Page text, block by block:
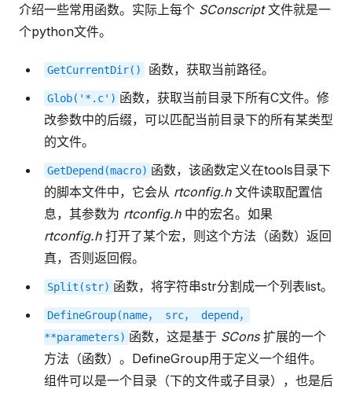
介绍一些常用函数。实际上每个 SConscript文件就是一
个python文件。
GetCurrentDir() 函数，获取当前路径。
Glob('*.c') 函数，获取当前目录下所有C文件。修
改参数中的后缀，可以匹配当前目录下的所有某类型
的文件。
GetDepend(macro) 函数，该函数定义在tools目录下
的脚本文件中，它会从 rtconfig.h文件读取配置信
息，其参数为 rtconfig.h中的宏名。如果
rtconfig.h打开了某个宏，则这个方法（函数）返回
真，否则返回假。
Split(str) 函数，将字符串str分割成一个列表list。
DefineGroup(name， src，
depend，
**parameters) 函数，这是基于 SCons扩展的一个
方法（函数）。DefineGroup用于定义一个组件。
组件可以是一个目录（下的文件或子目录），也是后